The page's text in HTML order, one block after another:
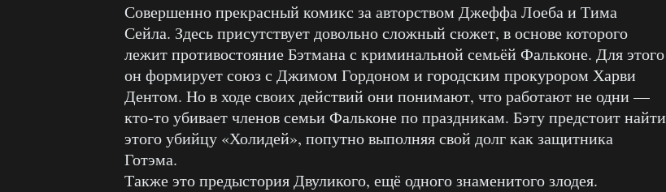
Совершенно прекрасный комикс за авторством Джеффа Лоеба и Тима
Сейла. Здесь присутствует довольно сложный сюжет, в основе которого
лежит противостояние Бэтмана с криминальной семьёй Фальконе. Для этого
он формирует союз с Джимом Гордоном и городским прокурором Харви
Дентом. Но в ходе своих действий они понимают, что работают не одни —
кто-то убивает членов семьи Фальконе по праздникам. Бэту предстоит найти
этого убийцу «Холидей», попутно выполняя свой долг как защитника
Готэма.
Также это предыстория Двуликого, ещё одного знаменитого злодея.